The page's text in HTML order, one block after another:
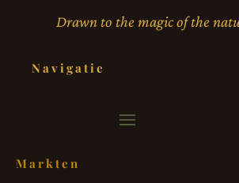
Drawn to the magic of the
Navigatie
Markten